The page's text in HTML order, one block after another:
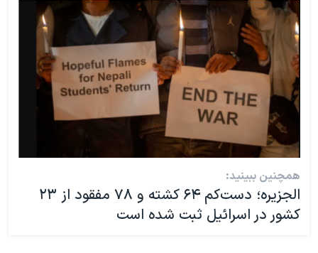
همچنین ببینید:
الجزیره؛ دست‌کم ۶۴ کشته و ۷۸ مفقود از ۲۳
کشور در اسرائیل ثبت شده است